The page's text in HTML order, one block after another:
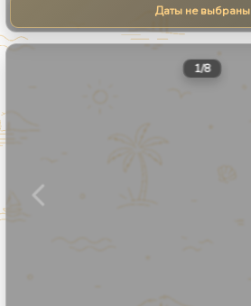
Даты не выбраны
1/8